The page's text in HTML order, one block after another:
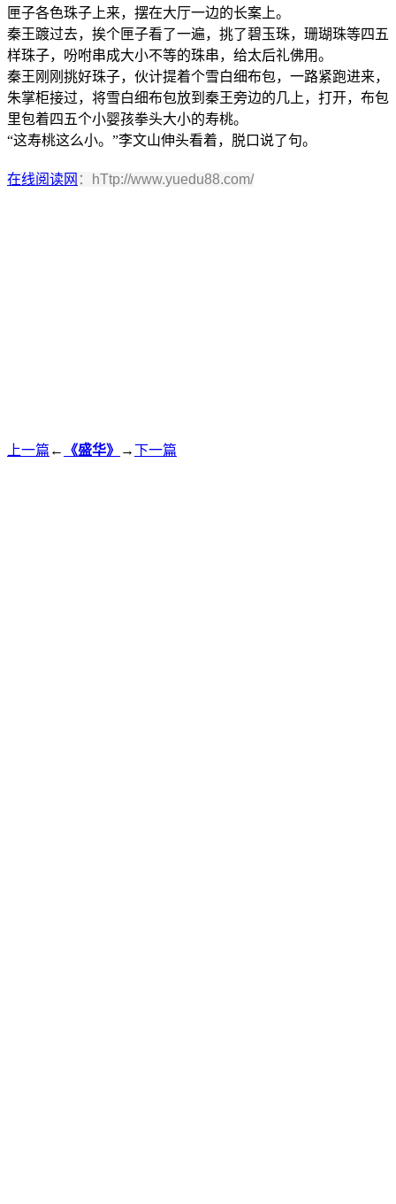
匣子各色珠子上来，摆在大厅一边的长案上。
秦王踱过去，挨个匣子看了一遍，挑了碧玉珠，珊瑚珠等四五
样珠子，吩咐串成大小不等的珠串，给太后礼佛用。
秦王刚刚挑好珠子，伙计提着个雪白细布包，一路紧跑进来，
朱掌柜接过，将雪白细布包放到秦王旁边的几上，打开，布包
里包着四五个小婴孩拳头大小的寿桃。
“这寿桃这么小。”李文山伸头看着，脱口说了句。
在线阅读网 ：hTtp://www.yuedu88.com/
上一篇 ← 《盛华》 →下一篇